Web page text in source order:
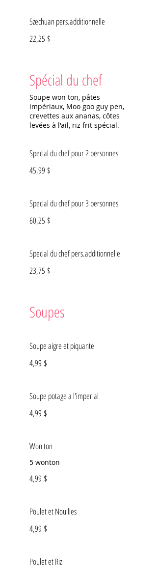
Szechuan pers.additionnelle
22,25 $
Spécial du chef
Soupe won ton, pâtes
impériaux, Moo goo guy pen,
crevettes aux ananas, côtes
levées à l'ail, riz frit spécial.
Special du chef pour 2 personnes
45,99 $
Special du chef pour 3 personnes
60,25 $
Special du chef pers.additionnelle
23,75 $
Soupes
Soupe aigre et piquante
4,99 $
Soupe potage a l'imperial
4,99 $
Won ton
5 wonton
4,99 $
Poulet et Nouilles
4,99 $
Poulet et Riz